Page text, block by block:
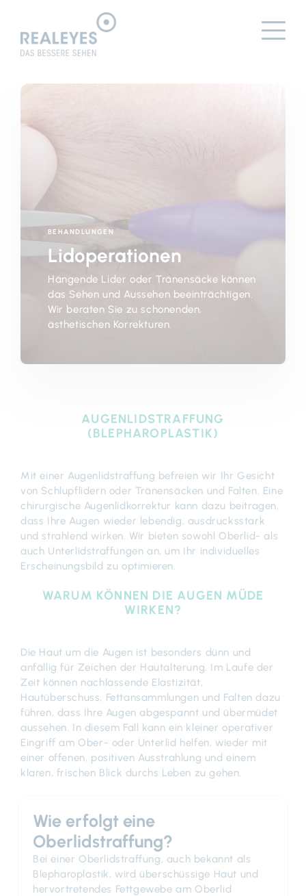
BEHANDLUNGEN
Lidoperationen
Hängende Lider oder Tränensäcke können
das Sehen und Aussehen beeinträchtigen.
Wir beraten Sie zu schonenden,
ästhetischen Korrekturen.
AUGENLIDSTRAFFUNG
(BLEPHAROPLASTIK)
Mit einer Augenlidstraffung befreien wir Ihr Gesicht
von Schlupflidern oder Tränensäcken und Falten. Eine
chirurgische Augenlidkorrektur kann dazu beitragen,
dass Ihre Augen wieder lebendig, ausdrucksstark
und strahlend wirken. Wir bieten sowohl Oberlid- als
auch Unterlidstraffungen an, um Ihr individuelles
Erscheinungsbild zu optimieren.
WARUM KÖNNEN DIE AUGEN MÜDE
WIRKEN?
Die Haut um die Augen ist besonders dünn und
anfällig für Zeichen der Hautalterung. Im Laufe der
Zeit können nachlassende Elastizität,
Hautüberschuss, Fettansammlungen und Falten dazu
führen, dass Ihre Augen abgespannt und übermüdet
aussehen. In diesem Fall kann ein kleiner operativer
Eingriff am Ober- oder Unterlid helfen, wieder mit
einer offenen, positiven Ausstrahlung und einem
klaren, frischen Blick durchs Leben zu gehen.
Wie erfolgt eine
Oberlidstraffung?
Bei einer Oberlidstraffung, auch bekannt als
Blepharoplastik, wird überschüssige Haut und
hervortretendes Fettgewebe am Oberlid